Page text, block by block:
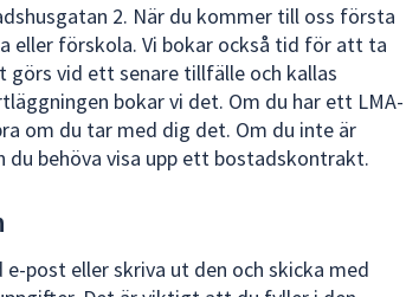
2. När du kommer till oss första
eller förskola. Vi bokar också tid för att ta
görs vid ett senare tillfälle och kallas
bokar vi det. Om du har ett LMA-
om du tar med dig det. Om du inte är
behöva visa upp ett bostadskontrakt.
post eller skriva ut den och skicka med